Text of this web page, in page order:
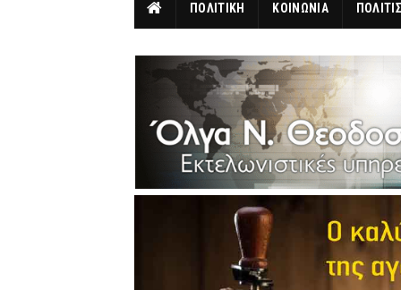
ΠΟΛΙΤΙΚΗ ΚΟΙΝΩΝΙΑ